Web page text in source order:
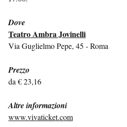
Dove
Teatro Ambra Jovinelli
Via Guglielmo Pepe, 45 - Roma
Prezzo
da € 23,16
Altre informazioni
www.vivaticket.com